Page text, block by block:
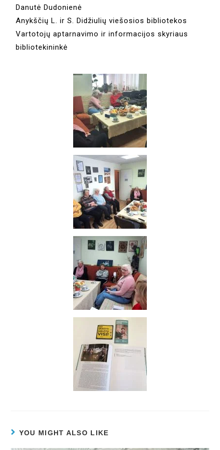
Danutė Dudonienė
Anykščių L. ir S. Didžiulių viešosios bibliotekos
Vartotojų aptarnavimo ir informacijos skyriaus
bibliotekininkė
YOU MIGHT ALSO LIKE